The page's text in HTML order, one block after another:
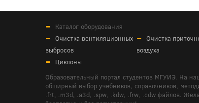
Каталог оборудования
Очистка вентиляционных
выбросов
Очистка
воздуха
Циклоны
Образовательный портал студентов МГУИЭ. На
обширный выбор учебников, справочников,
.frt, .m3d, .a3d, .spw, .kdw, .frw, .cdw файлов.